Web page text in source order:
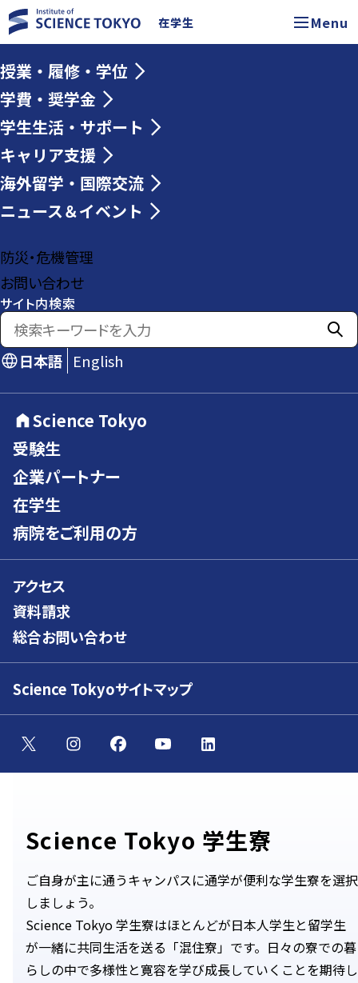
在学生 Menu
授業・履修・学位
学費・奨学金
学生生活・サポート
キャリア支援
海外留学・国際交流
ニュース＆イベント
防災・危機管理
お問い合わせ
サイト内検索
日本語 English
Science Tokyo
受験生
企業パートナー
在学生
病院をご利用の方
アクセス
資料請求
総合お問い合わせ
Science Tokyoサイトマップ
Science Tokyo 学生寮
ご自身が主に通うキャンパスに通学が便利な学生寮を選択
しましょう。
Science Tokyo 学生寮はほとんどが日本人学生と留学生
が一緒に共同生活を送る「混住寮」です。日々の寮での暮
らしの中で多様性と寛容を学び成長していくことを期待し